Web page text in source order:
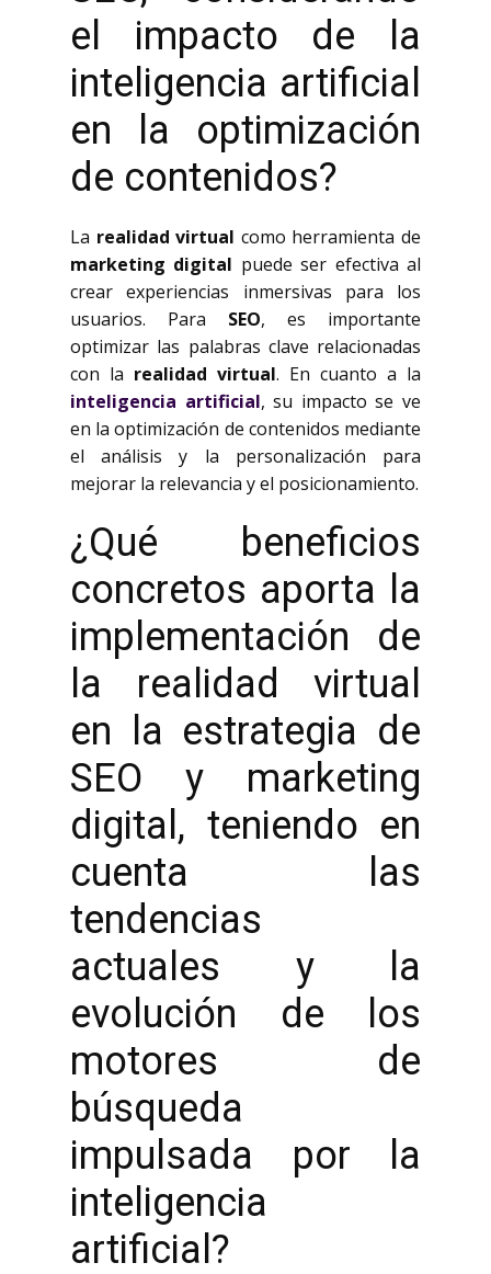
el impacto de la
inteligencia artificial
en la optimización
de contenidos?
La realidad virtual como herramienta de
marketing digital puede ser efectiva al
crear experiencias inmersivas para los
usuarios. Para SEO, es importante
optimizar las palabras clave relacionadas
con la realidad virtual. En cuanto a la
inteligencia artificial, su impacto se ve
en la optimización de contenidos mediante
el análisis y la personalización para
mejorar la relevancia y el posicionamiento.
¿Qué beneficios
concretos aporta la
implementación de
la realidad virtual
en la estrategia de
SEO y marketing
digital, teniendo en
cuenta las
tendencias
actuales y la
evolución de los
motores de
búsqueda
impulsada por la
inteligencia
artificial?